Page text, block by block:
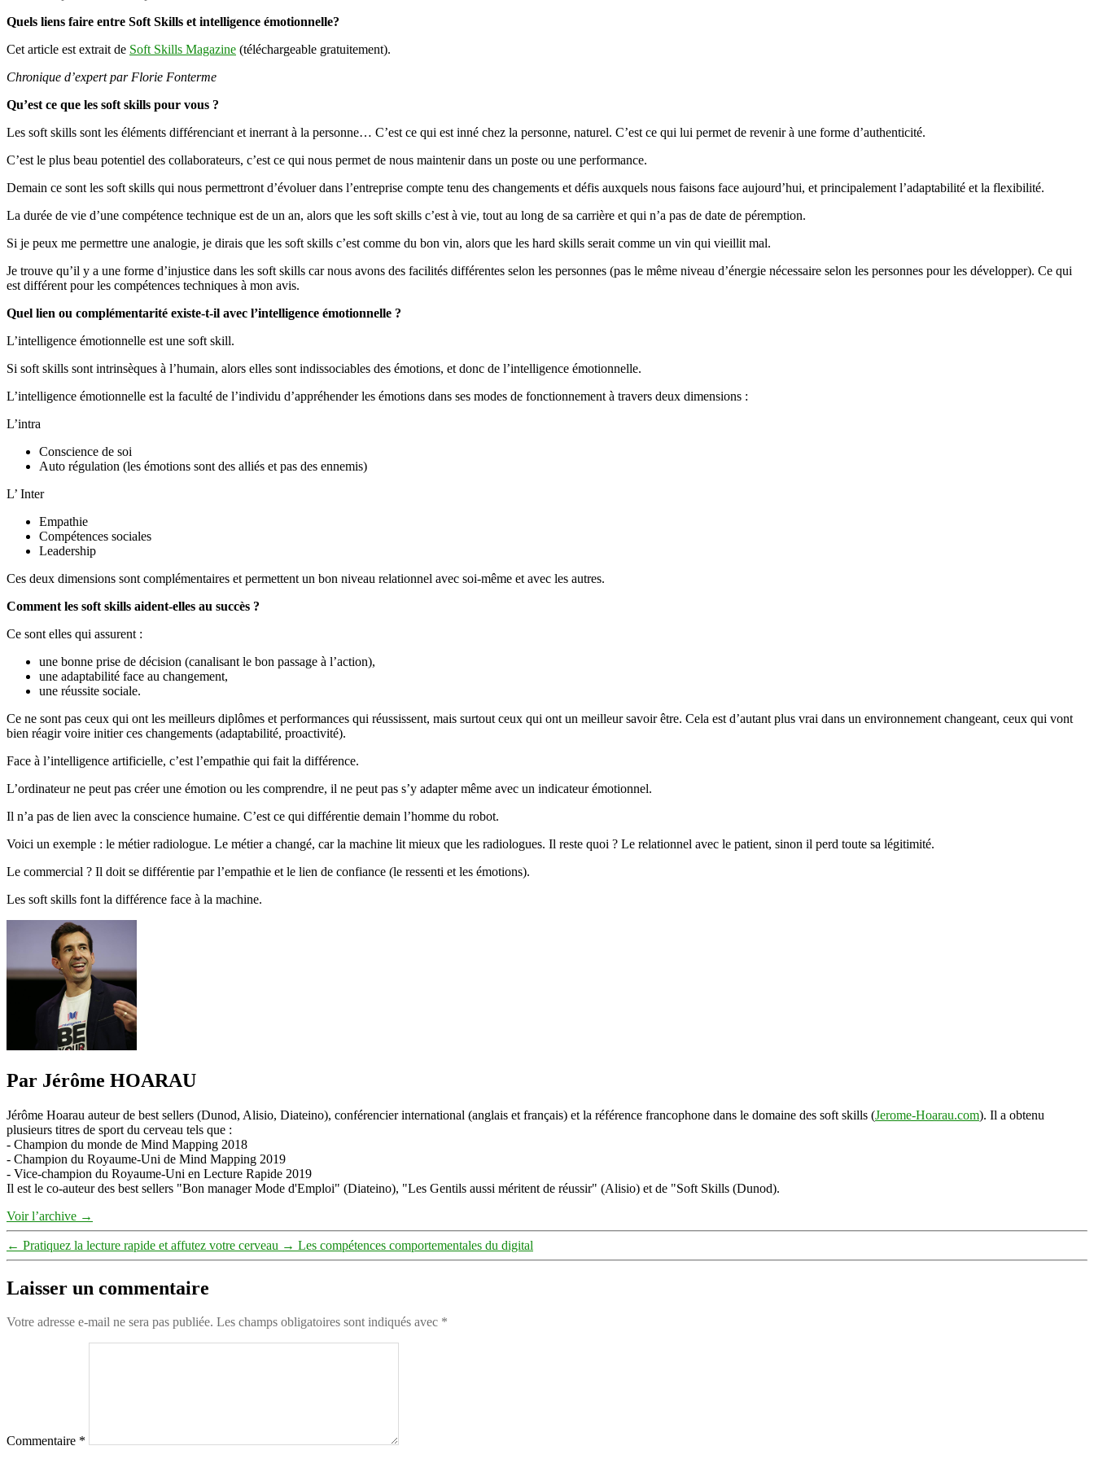
Quels liens faire entre Soft Skills et intelligence émotionnelle?
Cet article est extrait de Soft Skills Magazine (téléchargeable gratuitement).
Chronique d’expert par Florie Fonterme
Qu’est ce que les soft skills pour vous ?
Les soft skills sont les éléments différenciant et inerrant à la personne… C’est ce qui est inné chez la personne, naturel. C’est ce qui lui permet de revenir à une forme d’authenticité.
C’est le plus beau potentiel des collaborateurs, c’est ce qui nous permet de nous maintenir dans un poste ou une performance.
Demain ce sont les soft skills qui nous permettront d’évoluer dans l’entreprise compte tenu des changements et défis auxquels nous faisons face aujourd’hui, et principalement l’adaptabilité et la flexibilité.
La durée de vie d’une compétence technique est de un an, alors que les soft skills c’est à vie, tout au long de sa carrière et qui n’a pas de date de péremption.
Si je peux me permettre une analogie, je dirais que les soft skills c’est comme du bon vin, alors que les hard skills serait comme un vin qui vieillit mal.
Je trouve qu’il y a une forme d’injustice dans les soft skills car nous avons des facilités différentes selon les personnes (pas le même niveau d’énergie nécessaire selon les personnes pour les développer). Ce qui
est différent pour les compétences techniques à mon avis.
Quel lien ou complémentarité existe-t-il avec l’intelligence émotionnelle ?
L’intelligence émotionnelle est une soft skill.
Si soft skills sont intrinsèques à l’humain, alors elles sont indissociables des émotions, et donc de l’intelligence émotionnelle.
L’intelligence émotionnelle est la faculté de l’individu d’appréhender les émotions dans ses modes de fonctionnement à travers deux dimensions :
L’intra
Conscience de soi
Auto régulation (les émotions sont des alliés et pas des ennemis)
L’ Inter
Empathie
Compétences sociales
Leadership
Ces deux dimensions sont complémentaires et permettent un bon niveau relationnel avec soi-même et avec les autres.
Comment les soft skills aident-elles au succès ?
Ce sont elles qui assurent :
une bonne prise de décision (canalisant le bon passage à l’action),
une adaptabilité face au changement,
une réussite sociale.
Ce ne sont pas ceux qui ont les meilleurs diplômes et performances qui réussissent, mais surtout ceux qui ont un meilleur savoir être. Cela est d’autant plus vrai dans un environnement changeant, ceux qui vont
bien réagir voire initier ces changements (adaptabilité, proactivité).
Face à l’intelligence artificielle, c’est l’empathie qui fait la différence.
L’ordinateur ne peut pas créer une émotion ou les comprendre, il ne peut pas s’y adapter même avec un indicateur émotionnel.
Il n’a pas de lien avec la conscience humaine. C’est ce qui différentie demain l’homme du robot.
Voici un exemple : le métier radiologue. Le métier a changé, car la machine lit mieux que les radiologues. Il reste quoi ? Le relationnel avec le patient, sinon il perd toute sa légitimité.
Le commercial ? Il doit se différentie par l’empathie et le lien de confiance (le ressenti et les émotions).
Les soft skills font la différence face à la machine.
Par Jérôme HOARAU
Jérôme Hoarau auteur de best sellers (Dunod, Alisio, Diateino), conférencier international (anglais et français) et la référence francophone dans le domaine des soft skills (Jerome-Hoarau.com). Il a obtenu
plusieurs titres de sport du cerveau tels que :
- Champion du monde de Mind Mapping 2018
- Champion du Royaume-Uni de Mind Mapping 2019
- Vice-champion du Royaume-Uni en Lecture Rapide 2019
Il est le co-auteur des best sellers "Bon manager Mode d'Emploi" (Diateino), "Les Gentils aussi méritent de réussir" (Alisio) et de "Soft Skills (Dunod).
Voir l’archive →
← Pratiquez la lecture rapide et affutez votre cerveau → Les compétences comportementales du digital
Laisser un commentaire
Votre adresse e-mail ne sera pas publiée. Les champs obligatoires sont indiqués avec *
Commentaire *